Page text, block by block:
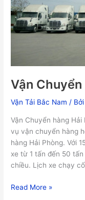
Vận
Vận Tải Bắc Nam /
Vận Chuyển hàng
vụ vận chuyển hàng
hàng Hải Phòng. Với
xe từ 1 tấn đến 50
chiều. Lịch xe chạy cố
Read More »